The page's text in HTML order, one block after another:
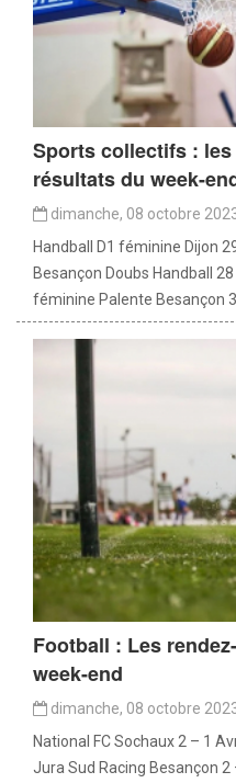
Sports collectifs :
résultats du week-
dimanche, 08 octobre
Handball D1 féminine Dijon
Besançon Doubs Handball
féminine Palente Besançon
Football : Les
week-end
dimanche, 08 octobre
National FC Sochaux 2 – 1
Jura Sud Racing Besançon